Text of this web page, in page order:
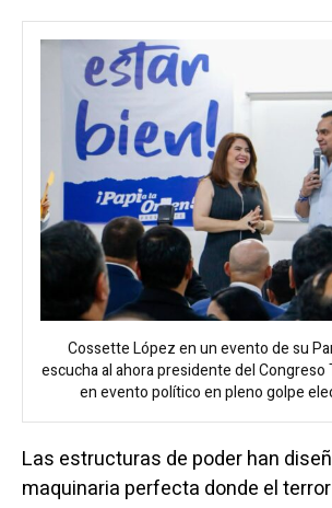
Cossette López en un evento de su
escucha al ahora presidente del Congreso
en evento político en pleno golpe
Las estructuras de poder han
maquinaria perfecta donde el